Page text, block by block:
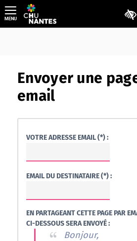
Aller
au
contenu
MENU
Envoyer une
email
VOTRE ADRESSE EMAIL (*) :
EMAIL DU DESTINATAIRE (*) :
EN PARTAGEANT CETTE PAGE PAR
CI-DESSOUS SERA ENVOYÉ :
Bonjour,